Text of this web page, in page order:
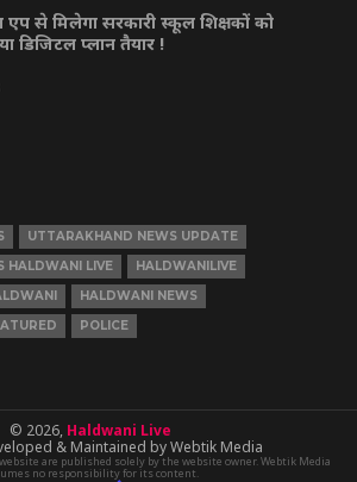
एप से मिलेगा सरकारी स्कूल शिक्षकों को
डिजिटल प्लान तैयार !
UTTARAKHAND NEWS UPDATE
HALDWANI LIVE
HALDWANILIVE
HALDWANI NEWS
POLICE
© 2026, Haldwani Live
& Maintained by Webtik Media
are published solely by the website owner. Webtik Media
no responsibility for its content.